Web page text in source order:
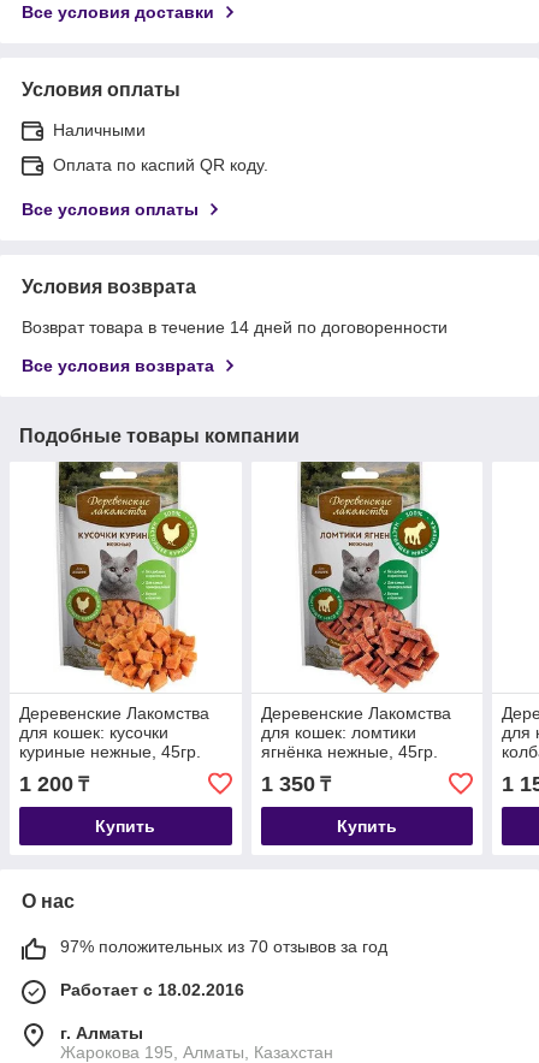
Все условия доставки
Условия оплаты
Наличными
Оплата по каспий QR коду.
Все условия оплаты
Условия возврата
Возврат товара в течение 14 дней по договоренности
Все условия возврата
Подобные товары компании
Деревенские Лакомства
для кошек: кусочки
куриные нежные, 45гр.
1 200 ₸
Купить
Деревенские Лакомства
для кошек: ломтики
ягнёнка нежные, 45гр.
1 350₸
Купить
для
1
О нас
97% положительных из 70 отзывов за год
Работает с 18.02.2016
г. Алматы
Жарокова 195, Алматы, Казахстан